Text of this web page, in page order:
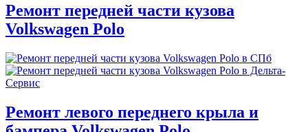
Ремонт передней части кузова
Volkswagen Polo
Ремонт левого переднего крыла и